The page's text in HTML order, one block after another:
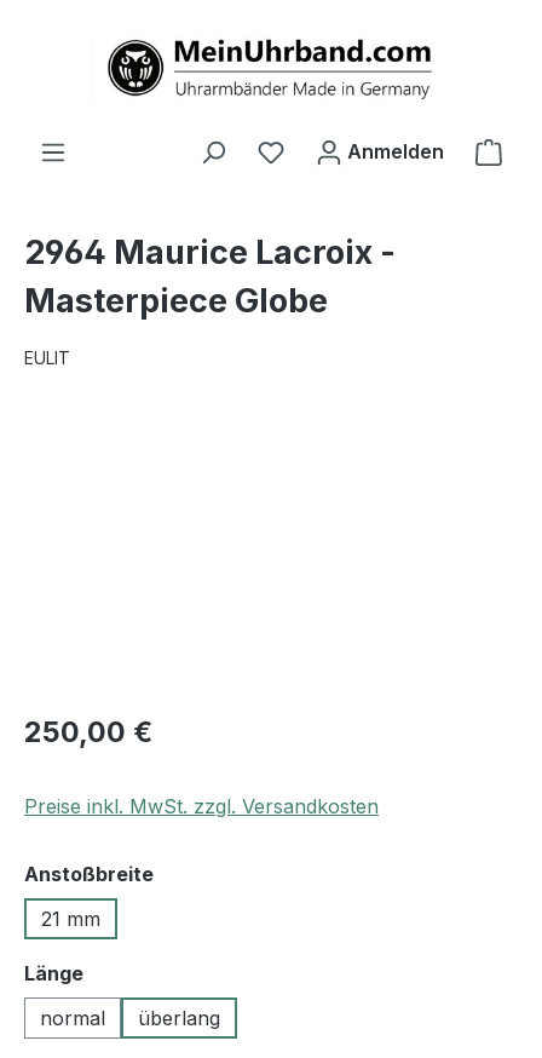
Anmelden
2964 Maurice Lacroix -
Masterpiece Globe
EULIT
250,00 €
Preise inkl. MwSt. zzgl. Versandkosten
Anstoßbreiteauswählen
21 mm
Längeauswählen
normal
überlang